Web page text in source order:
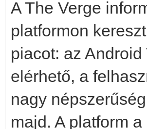
A The Verge
platformon
piacot: az
elérhető, a
nagy
majd. A platform